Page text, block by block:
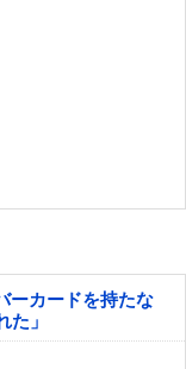
ーカードを持たな
」